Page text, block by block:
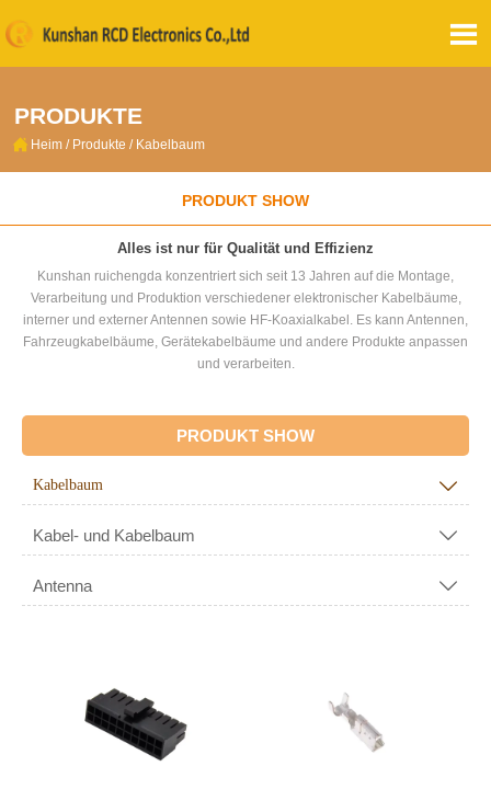

PRODUKTE
 Heim / Produkte / Kabelbaum
PRODUKT SHOW
Alles ist nur für Qualität und Effizienz
Kunshan ruichengda konzentriert sich seit 13 Jahren auf die Montage,
Verarbeitung und Produktion verschiedener elektronischer Kabelbäume,
interner und externer Antennen sowie HF-Koaxialkabel. Es kann Antennen,
Fahrzeugkabelbäume, Gerätekabelbäume und andere Produkte anpassen
und verarbeiten.
PRODUKT SHOW
Kabelbaum 
Kabel- und Kabelbaum 
Antenna 